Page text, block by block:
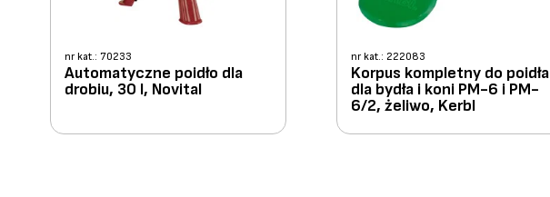
nr kat.: 70233
Automatyczne poidło dla
drobiu, 30 l, Novital
nr kat.: 222083
Korpus kompletny do poidła
dla bydła i koni PM-6 i PM-
6/2, żeliwo, Kerbl